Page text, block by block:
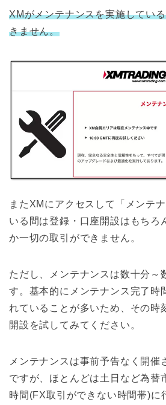
XMがメンテナンスを実施してい
きません。
またXMにアクセスして「メンテ
いる間は登録・口座開設はもちろ
か一切の取引ができません。
ただし、メンテナンスは数十分～
す。基本的にメンテナンス完了時
れていることが多いため、その時
開設を試してみてください。
メンテナンスは事前予告なく開催
ですが、ほとんどは土日など為替
時間(FX取引ができない時間帯)に